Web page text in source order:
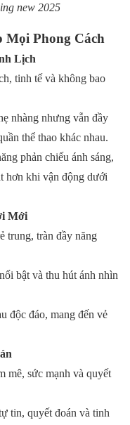
new 2025
Mọi Phong Cách
Lịch
tinh tế và không bao
nhàng nhưng vẫn đầy
thể thao khác nhau.
phản chiếu ánh sáng,
hơn khi vận động dưới
Mới
trung, tràn đầy năng
bật và thu hút ánh nhìn
độc đáo, mang đến vẻ
mê, sức mạnh và quyết
tin, quyết đoán và tinh